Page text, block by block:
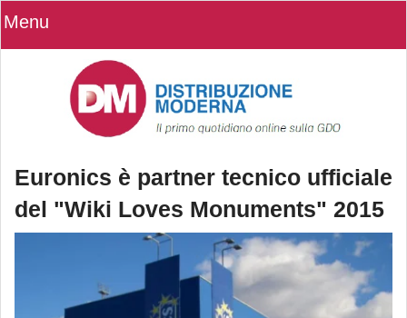
Menu
Euronics è partner tecnico ufficiale
del "Wiki Loves Monuments" 2015